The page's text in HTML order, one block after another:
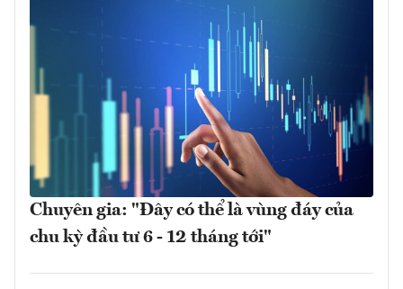
Chuyên gia: "Đây có thể là vùng đáy của
chu kỳ đầu tư 6 - 12 tháng tới"